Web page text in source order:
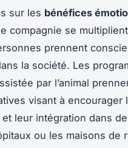
sur les bénéfices
compagnie se
prennent
la société. Les
par l’animal
visant à encourager
et leur intégration dans
ou les maisons de